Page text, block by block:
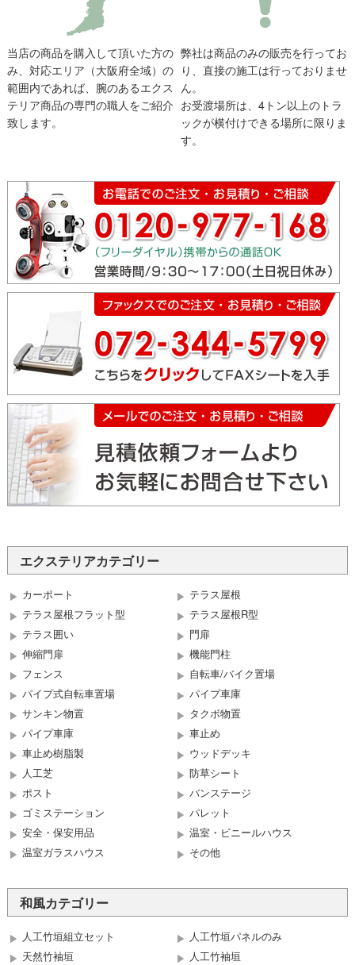
当店の商品を購入して頂いた方の
み、対応エリア（大阪府全域）の
範囲内であれば、腕のあるエクス
テリア商品の専門の職人をご紹介
致します。
弊社は商品のみの販売を行ってお
り、直接の施工は行っておりませ
ん。
お受渡場所は、4トン以上のトラ
ックが横付けできる場所に限りま
す。
エクステリアカテゴリー
カーポート
テラス屋根
テラス屋根フラット型
テラス屋根R型
テラス囲い
門扉
伸縮門扉
機能門柱
フェンス
自転車/バイク置場
パイプ式自転車置場
パイプ車庫
サンキン物置
タクボ物置
パイプ車庫
車止め
車止め樹脂製
ウッドデッキ
人工芝
防草シート
ポスト
バンステージ
ゴミステーション
パレット
安全・保安用品
温室・ビニールハウス
温室ガラスハウス
その他
和風カテゴリー
人工竹垣組立セット
人工竹垣パネルのみ
天然竹袖垣
人工竹袖垣